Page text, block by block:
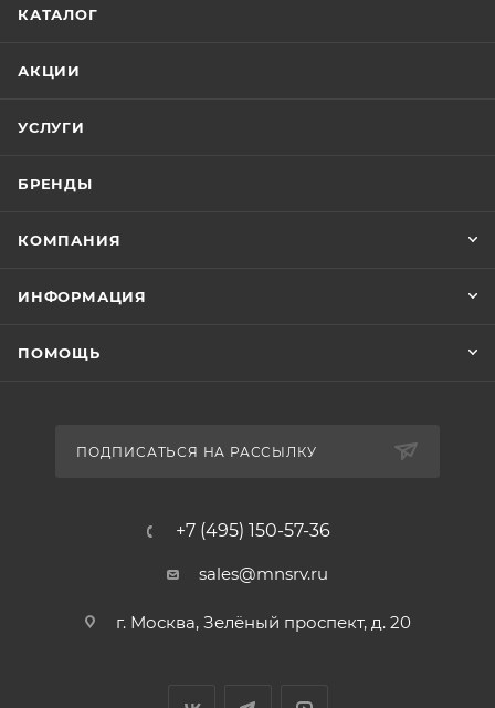
КАТАЛОГ
АКЦИИ
УСЛУГИ
БРЕНДЫ
КОМПАНИЯ
ИНФОРМАЦИЯ
ПОМОЩЬ
ПОДПИСАТЬСЯ НА РАССЫЛКУ
+7 (495) 150-57-36
sales@mnsrv.ru
г. Москва, Зелёный проспект, д. 20